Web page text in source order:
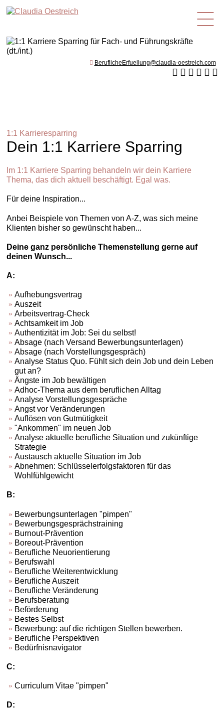
de
BeruflicheErfuellung@claudia-oestreich.com
1:1 Karrieresparring
Dein 1:1 Karriere Sparring
Im 1:1 Karriere Sparring behandeln wir dein Karriere
Thema, das dich aktuell beschäftigt. Egal was.
Für deine Inspiration...
Anbei Beispiele von Themen von A-Z, was sich meine
Klienten bisher so gewünscht haben...
Deine ganz persönliche Themenstellung gerne auf
deinen Wunsch...
A:
Aufhebungsvertrag
Auszeit
Arbeitsvertrag-Check
Achtsamkeit im Job
Authentizität im Job: Sei du selbst!
Absage (nach Versand Bewerbungsunterlagen)
Absage (nach Vorstellungsgespräch)
Analyse Status Quo. Fühlt sich dein Job und dein Leben
gut an?
Ängste im Job bewältigen
Adhoc-Thema aus dem beruflichen Alltag
Analyse Vorstellungsgespräche
Angst vor Veränderungen
Auflösen von Gutmütigkeit
"Ankommen" im neuen Job
Analyse aktuelle berufliche Situation und zukünftige
Strategie
Austausch aktuelle Situation im Job
Abnehmen: Schlüsselerfolgsfaktoren für das
Wohlfühlgewicht
B:
Bewerbungsunterlagen "pimpen"
Bewerbungsgesprächstraining
Burnout-Prävention
Boreout-Prävention
Berufliche Neuorientierung
Berufswahl
Berufliche Weiterentwicklung
Berufliche Auszeit
Berufliche Veränderung
Berufsberatung
Beförderung
Bestes Selbst
Bewerbung: auf die richtigen Stellen bewerben.
Berufliche Perspektiven
Bedürfnisnavigator
C:
Curriculum Vitae "pimpen"
D: